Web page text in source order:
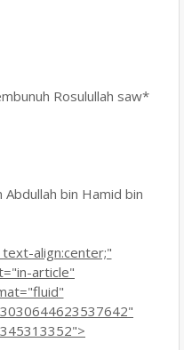
Rosulullah saw*
Abdullah bin Hamid bin
align:center;"
article"